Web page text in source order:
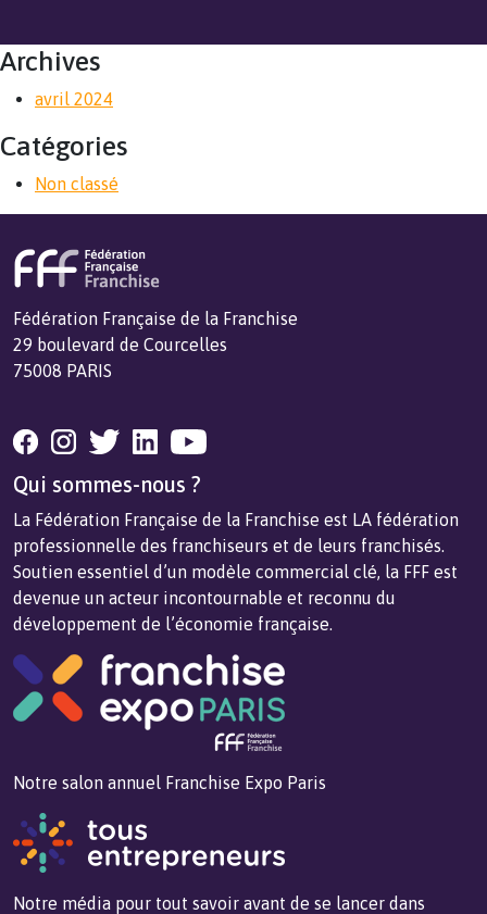
Archives
avril 2024
Catégories
Non classé
Fédération Française de la Franchise
29 boulevard de Courcelles
75008 PARIS
Qui sommes-nous ?
La Fédération Française de la Franchise est LA fédération
professionnelle des franchiseurs et de leurs franchisés.
Soutien essentiel d’un modèle commercial clé, la FFF est
devenue un acteur incontournable et reconnu du
développement de l’économie française.
Notre salon annuel Franchise Expo Paris
Notre média pour tout savoir avant de se lancer dans